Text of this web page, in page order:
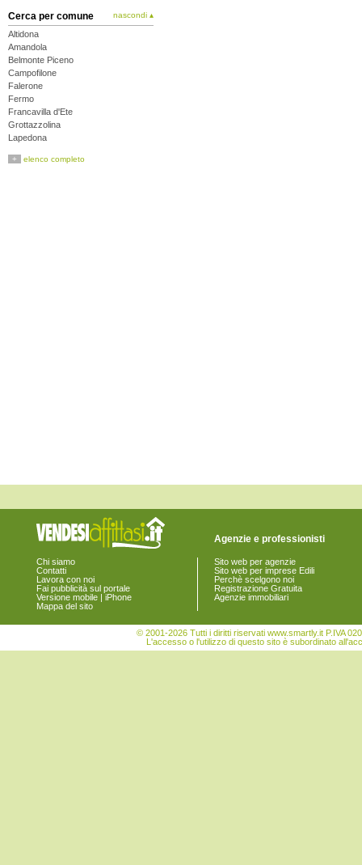
Cerca per comune nascondi ▴
Altidona
Amandola
Belmonte Piceno
Campofilone
Falerone
Fermo
Francavilla d'Ete
Grottazzolina
Lapedona
Massa Fermana
Sant'Elpidio a Mare
Smerillo
Torre San Patrizio
+ elenco completo
Chi siamo
Contatti
Lavora con noi
Fai pubblicità sul portale
Versione mobile | iPhone
Mappa del sito
Agenzie e professionisti
Sito web per agenzie
Sito web per imprese Edili
Perchè scelgono noi
Registrazione Gratuita
Agenzie immobiliari
© 2001-2026 Tutti i diritti riservati www.smartly.it P.IVA
L'accesso o l'utilizzo di questo sito è subordinato